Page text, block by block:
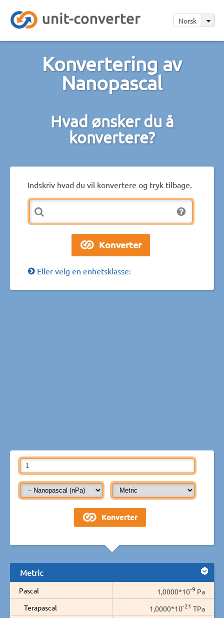
Norsk
Konvertering av
Nanopascal
Hvad ønsker du å
konvertere?
Indskriv hvad du vil konvertere og tryk tilbage.
Eller velg en enhetsklasse:
Metric
Pascal 1,0000*10-9 Pa
Terapascal
1,0000*10-21 TPa